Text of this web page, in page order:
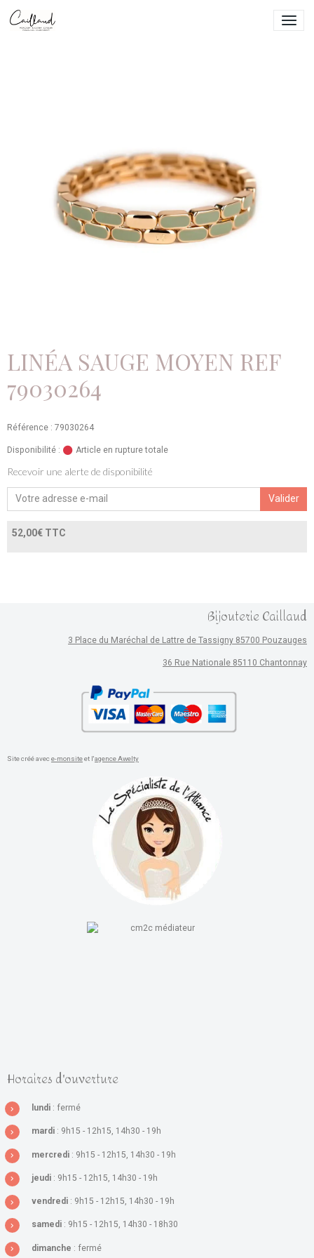
LINÉA SAUGE MOYEN REF
79030264
Référence : 79030264
Disponibilité : Article en rupture totale
Recevoir une alerte de disponibilité
Valider
52,00€ TTC
Bijouterie Caillaud
3 Place du Maréchal de Lattre de Tassigny 85700 Pouzauges
36 Rue Nationale 85110 Chantonnay
Site créé avece-monsiteet l'agence Awelty
Horaires d'ouverture
lundi : fermé
mardi : 9h15 - 12h15, 14h30 - 19h
mercredi : 9h15 - 12h15, 14h30 - 19h
jeudi : 9h15 - 12h15, 14h30 - 19h
vendredi : 9h15 - 12h15, 14h30 - 19h
samedi : 9h15 - 12h15, 14h30 - 18h30
dimanche : fermé